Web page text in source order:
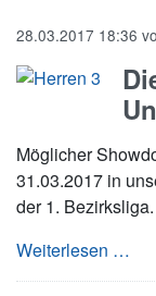
28.03.2017 18:36
Möglicher
31.03.2017 in
der 1. Bezirksliga.
Weiterlesen …